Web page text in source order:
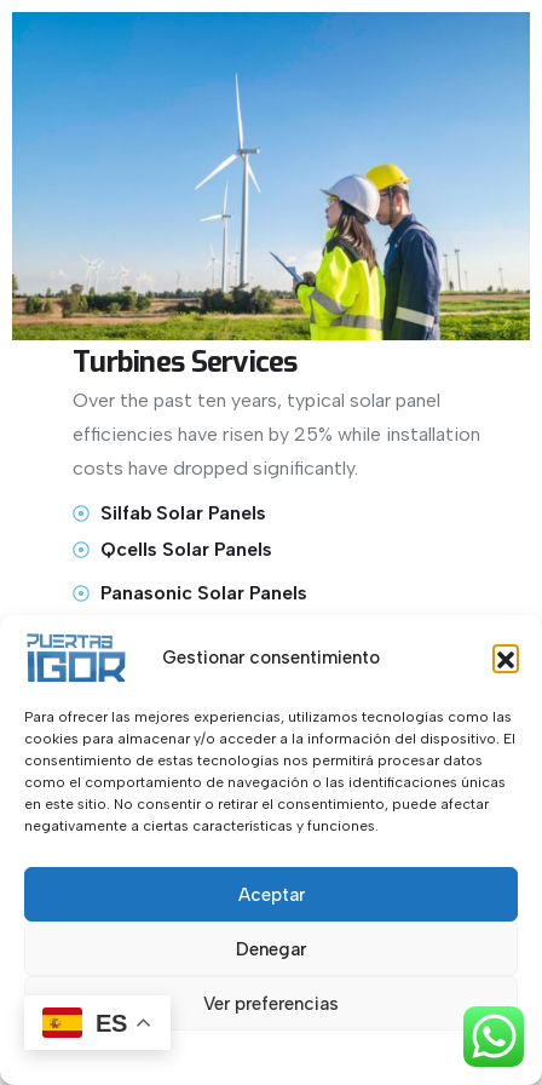
Gestionar consentimiento
Para ofrecer las mejores experiencias, utilizamos tecnologías como las
cookies para almacenar y/o acceder a la información del dispositivo. El
consentimiento de estas tecnologías nos permitirá procesar datos
como el comportamiento de navegación o las identificaciones únicas
en este sitio. No consentir o retirar el consentimiento, puede afectar
negativamente a ciertas características y funciones.
Aceptar
Denegar
Ver preferencias
Turbines Services
Over the past ten years, typical solar panel
efficiencies have risen by 25% while installation
costs have dropped significantly.
Silfab Solar Panels
Qcells Solar Panels
Panasonic Solar Panels
SunPower Solar Panels
ES